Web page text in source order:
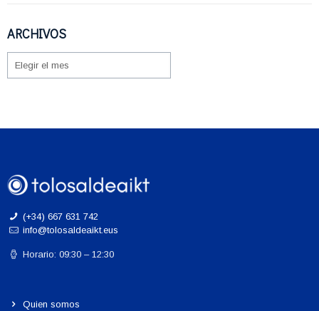
ARCHIVOS
(+34) 667 631 742
info@tolosaldeaikt.eus
Horario: 09:30 – 12:30
Quien somos